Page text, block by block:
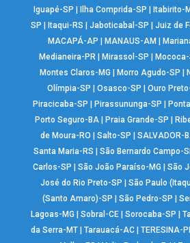
Iguapé-SP
Ilha Comprida-SP Itabirito-
SP
Itaqui-RS |Jaboticabal-SP |Juiz de
MACAPÁ-AP
MANAUS-AM
Medianeira-PR
Mirassol-SP Mococa-
Montes Claros-MG
Morro Agudo-SP
Olímpia-SP
|Osasco-SP |Ouro
Piracicaba-SP
Pirassununga-SP
Porto Seguro-BA| Praia Grande-SP
de Moura-RO
|Salto-SP |SALVADOR-
Santa Maria-RS
São Bernardo Campo-
Carlos-SP
São João Paraíso-MG São
José do Rio Preto-SP
São Paulo
(Santo Amaro)-SP
São Pedro-SP
Lagoas-MG
|Sobral-CE |Sorocaba-SP |
da Serra-MT| Tarauacá-AC| TERESINA-PI